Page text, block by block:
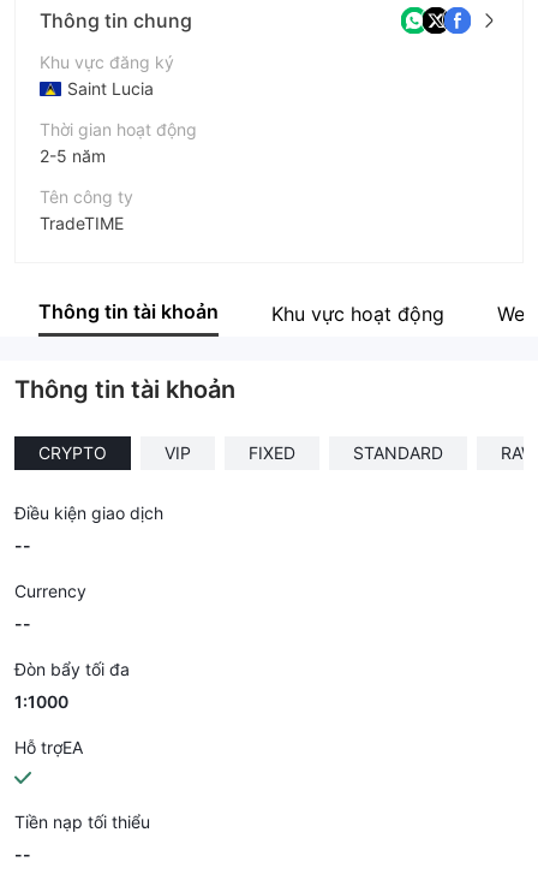
Thông tin chung
Khu vực đăng ký
Saint Lucia
Thời gian hoạt động
2-5 năm
Tên công ty
TradeTIME
Nhân viên doanh nghiệp
Thông tin tài khoản Khu vực hoạt động
Thông tin tài khoản
CRYPTO VIP FIXED STANDARD RAW
Điều kiện giao dịch
--
Currency
--
Đòn bẩy tối đa
1:1000
Hỗ trợEA
Tiền nạp tối thiểu
--